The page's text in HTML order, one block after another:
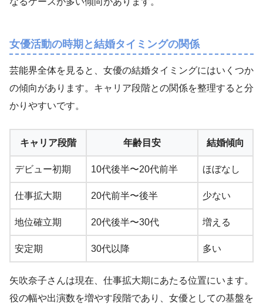
女優活動の時期と結婚タイミングの関係
芸能界全体を見ると、女優の結婚タイミングにはいくつか
の傾向があります。キャリア段階との関係を整理すると分
かりやすいです。
キャリア段階 年齢目安 結婚傾向
デビュー初期 10代後半〜20代前半 ほぼなし
仕事拡大期 20代前半〜後半 少ない
地位確立期 20代後半〜30代 増える
安定期 30代以降 多い
矢吹奈子さんは現在、仕事拡大期にあたる位置にいます。
役の幅や出演数を増やす段階であり、女優としての基盤を